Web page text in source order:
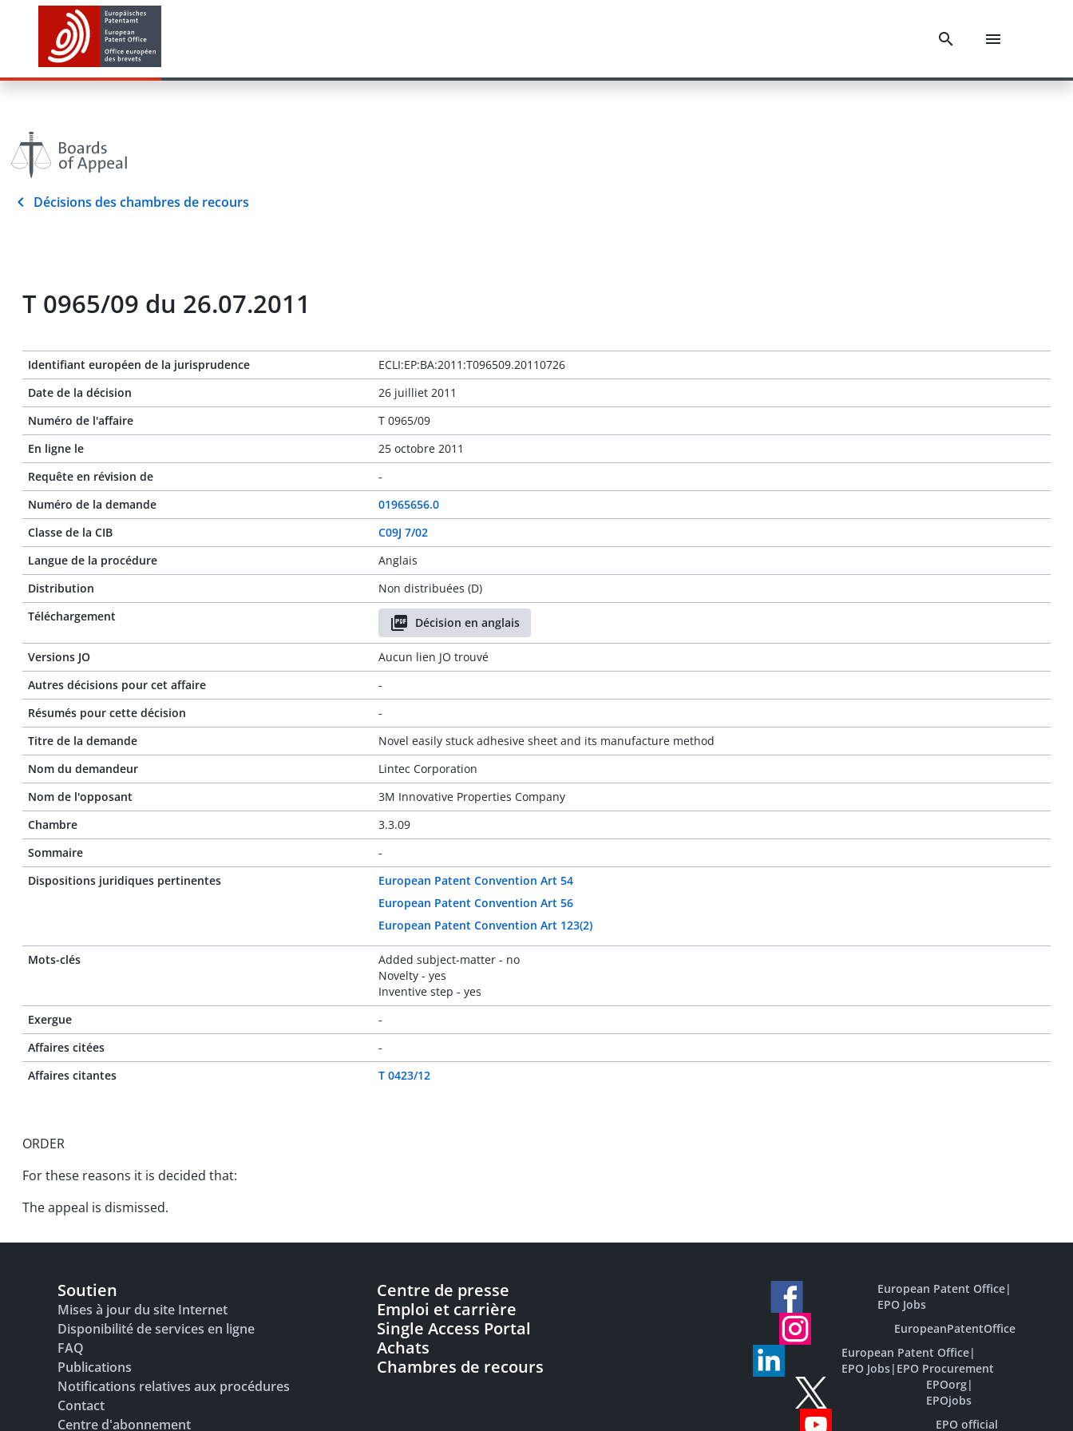
Décisions des chambres de recours
T 0965/09 du 26.07.2011
Identifiant européen de la jurisprudence
ECLI:EP:BA:2011:T096509.20110726
Date de la décision
26 juilliet 2011
Numéro de l'affaire
T 0965/09
En ligne le
25 octobre 2011
Requête en révision de
-
Numéro de la demande
01965656.0
Classe de la CIB
C09J 7/02
Langue de la procédure
Anglais
Distribution
Non distribuées (D)
Téléchargement
Décision en anglais
Versions JO
Aucun lien JO trouvé
Autres décisions pour cet affaire
-
Résumés pour cette décision
-
Titre de la demande
Novel easily stuck adhesive sheet and its manufacture method
Nom du demandeur
Lintec Corporation
Nom de l'opposant
3M Innovative Properties Company
Chambre
3.3.09
Sommaire
-
Dispositions juridiques pertinentes
European Patent Convention Art 54
European Patent Convention Art 56
European Patent Convention Art 123(2)
Mots-clés
Added subject-matter - no
Novelty - yes
Inventive step - yes
Exergue
-
Affaires citées
-
Affaires citantes
T 0423/12
ORDER
For these reasons it is decided that:
The appeal is dismissed.
Soutien
Mises à jour du site Internet
Disponibilité de services en ligne
FAQ
Publications
Notifications relatives aux procédures
Contact
Centre d'abonnement
Centre de presse
Emploi et carrière
Single Access Portal
Achats
Chambres de recours
European Patent Office|
EPO Jobs
EuropeanPatentOffice
European Patent Office|
EPO Jobs| EPO Procurement
EPOorg|
EPOjobs
EPO official